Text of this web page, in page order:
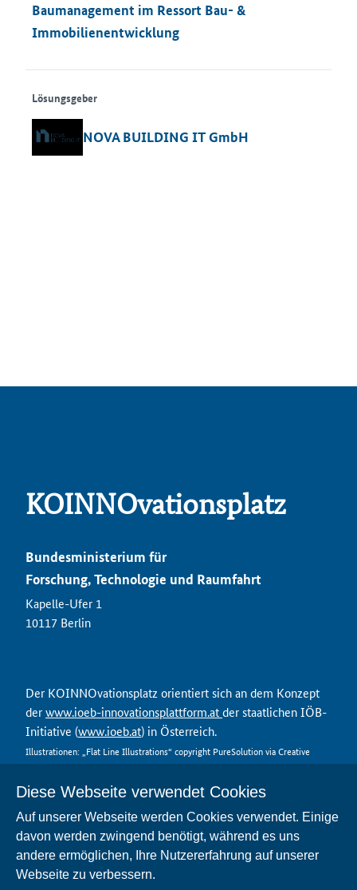
Diese Webseite verwendet Cookies
Auf unserer Webseite werden Cookies verwendet. Einige
davon werden zwingend benötigt, während es uns
andere ermöglichen, Ihre Nutzererfahrung auf unserer
Webseite zu verbessern.
Baumanagement im Ressort Bau- &
Immobilienentwicklung
Lösungsgeber
NOVA BUILDING IT GmbH
KOINNOvationsplatz
Bundesministerium für
Forschung, Technologie und Raumfahrt
Kapelle-Ufer 1
10117 Berlin
Der KOINNOvationsplatz orientiert sich an dem Konzept
derwww.ioeb-innovationsplattform.atder staatlichen IÖB-
Initiative (www.ioeb.at) in Österreich.
Illustrationen: „Flat Line Illustrations“ copyright PureSolution via Creative
Kontakt
Datenschutz
Nutzungsbedingungen